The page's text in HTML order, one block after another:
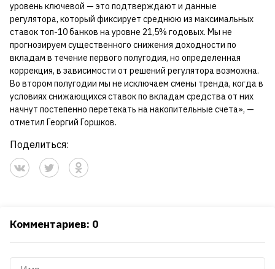
уровень ключевой — это подтверждают и данные
регулятора, который фиксирует среднюю из максимальных
ставок топ-10 банков на уровне 21,5% годовых. Мы не
прогнозируем существенного снижения доходности по
вкладам в течение первого полугодия, но определенная
коррекция, в зависимости от решений регулятора возможна.
Во втором полугодии мы не исключаем смены тренда, когда в
условиях снижающихся ставок по вкладам средства от них
начнут постепенно перетекать на накопительные счета», —
отметил Георгий Горшков.
Поделиться:
Комментариев: 0